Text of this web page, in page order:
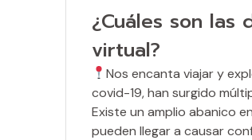
¿Cuáles son
virtual?
Nos encanta viajar y
covid-19, han surgido
Existe un amplio abanico
pueden llegar a causar